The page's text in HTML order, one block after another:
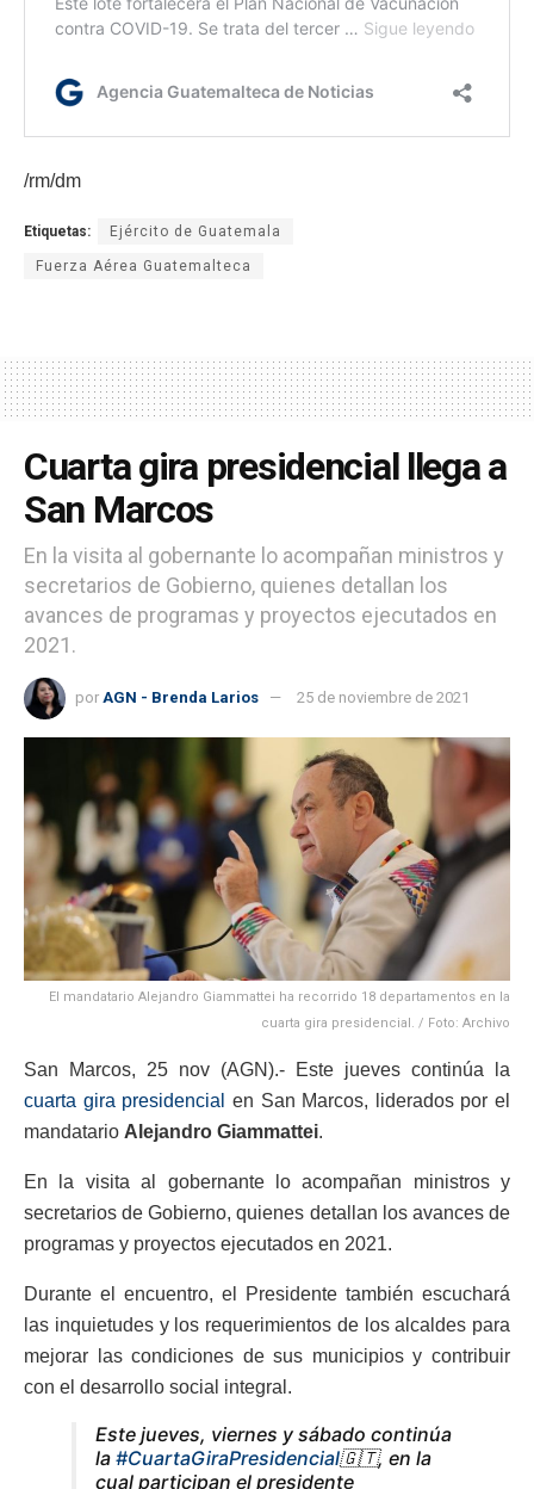
/rm/dm
Etiquetas: Ejército de Guatemala
Fuerza Aérea Guatemalteca
Cuarta gira presidencial llega a
San Marcos
En la visita al gobernante lo acompañan ministros y
secretarios de Gobierno, quienes detallan los
avances de programas y proyectos ejecutados en
2021.
por AGN - Brenda Larios 25 de noviembre de 2021
El mandatario Alejandro Giammattei ha recorrido 18 departamentos en la
cuarta gira presidencial. / Foto: Archivo
San Marcos, 25 nov (AGN).- Este jueves continúa la
cuarta gira presidencial
en San Marcos, liderados por el
mandatario Alejandro Giammattei.
En la visita al gobernante lo acompañan ministros y
secretarios de Gobierno, quienes detallan los avances de
programas y proyectos ejecutados en 2021.
Durante el encuentro, el Presidente también escuchará
las inquietudes y los requerimientos de los alcaldes para
mejorar las condiciones de sus municipios y contribuir
con el desarrollo social integral.
Este jueves, viernes y sábado continúa
la #CuartaGiraPresidencial🇬🇹, en la
cual participan el presidente